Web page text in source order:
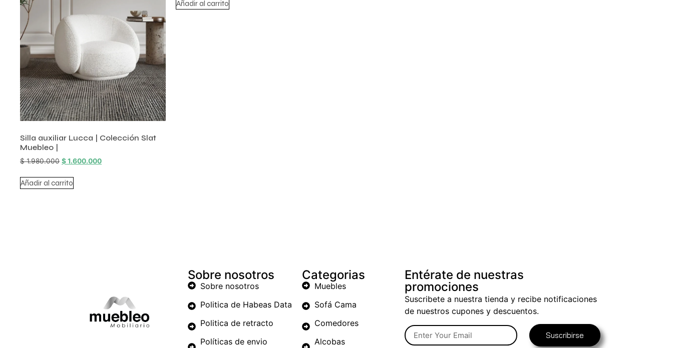
Silla auxiliar Lucca | Colección Slat
Muebleo |
$1.980.000 $1.600.000
Añadir al carrito
Añadir al carrito
Sobre nosotros
Sobre nosotros
Politica de Habeas Data
Politica de retracto
Políticas de envio
Categorias
Muebles
Sofá Cama
Comedores
Alcobas
Entérate de nuestras
promociones
Suscribete a nuestra tienda y recibe notificaciones
de nuestros cupones y descuentos.
Suscribirse